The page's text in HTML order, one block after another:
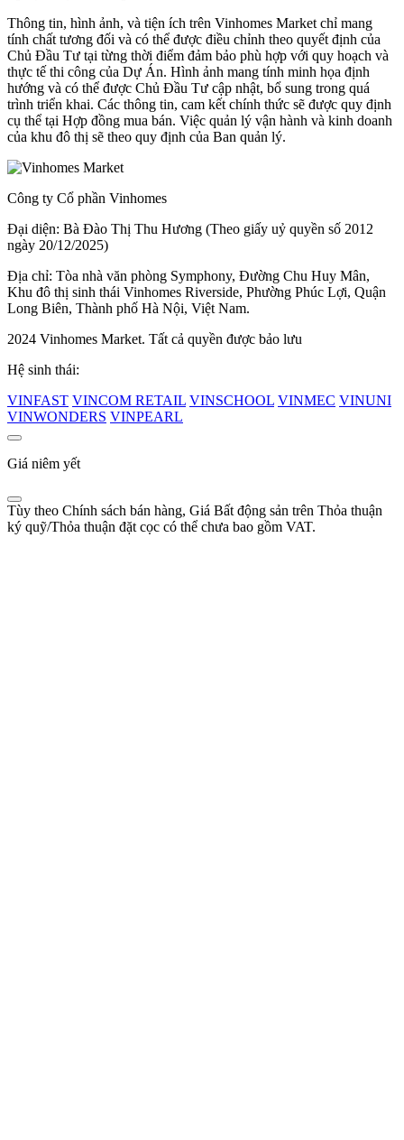
Thông tin, hình ảnh, và tiện ích trên Vinhomes Market chỉ mang
tính chất tương đối và có thể được điều chỉnh theo quyết định của
Chủ Đầu Tư tại từng thời điểm đảm bảo phù hợp với quy hoạch và
thực tế thi công của Dự Án. Hình ảnh mang tính minh họa định
hướng và có thể được Chủ Đầu Tư cập nhật, bổ sung trong quá
trình triển khai. Các thông tin, cam kết chính thức sẽ được quy định
cụ thể tại Hợp đồng mua bán. Việc quản lý vận hành và kinh doanh
của khu đô thị sẽ theo quy định của Ban quản lý.
Công ty Cổ phần Vinhomes
Đại diện: Bà Đào Thị Thu Hương (Theo giấy uỷ quyền số 2012
ngày 20/12/2025)
Địa chỉ: Tòa nhà văn phòng Symphony, Đường Chu Huy Mân,
Khu đô thị sinh thái Vinhomes Riverside, Phường Phúc Lợi, Quận
Long Biên, Thành phố Hà Nội, Việt Nam.
2024 Vinhomes Market. Tất cả quyền được bảo lưu
Hệ sinh thái:
VINFAST VINCOM RETAIL VINSCHOOL VINMEC VINUNI
VINWONDERS VINPEARL
Giá niêm yết
Tùy theo Chính sách bán hàng, Giá Bất động sản trên Thỏa thuận
ký quỹ/Thỏa thuận đặt cọc có thể chưa bao gồm VAT.